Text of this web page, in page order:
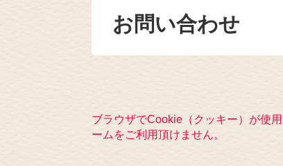
お問い合わせ
ブラウザでCookie（クッキー）が使
ームをご利用頂けません。